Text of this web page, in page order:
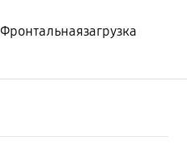
Фронтальнаязагрузка